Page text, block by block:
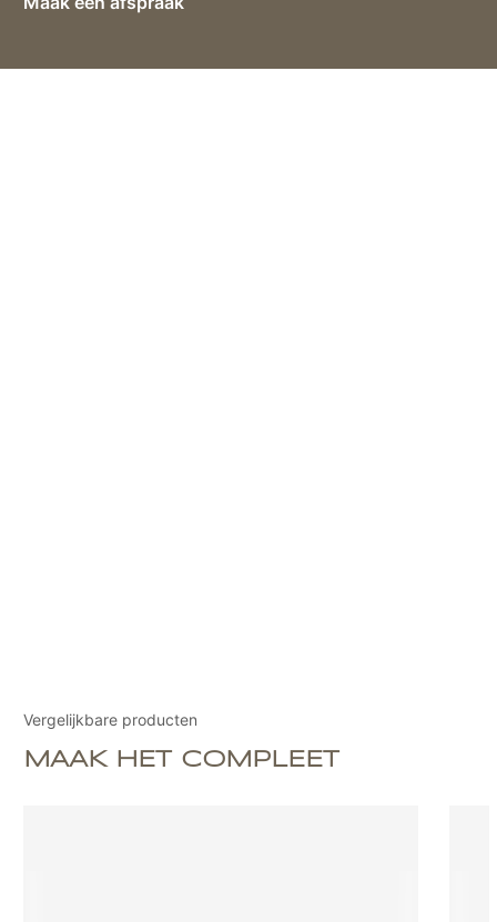
Vergelijkbare producten
MAAK HET COMPLEET